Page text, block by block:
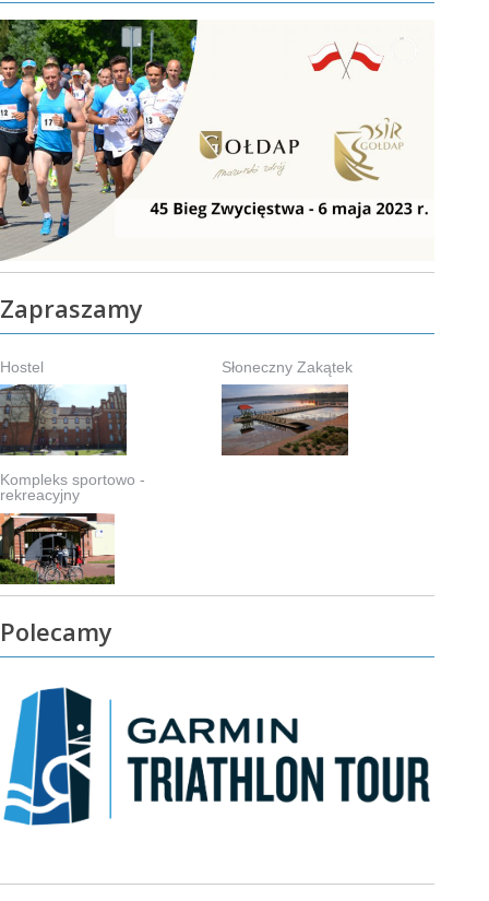
Zapraszamy
Hostel Słoneczny Zakątek
Kompleks sportowo -
rekreacyjny
Polecamy